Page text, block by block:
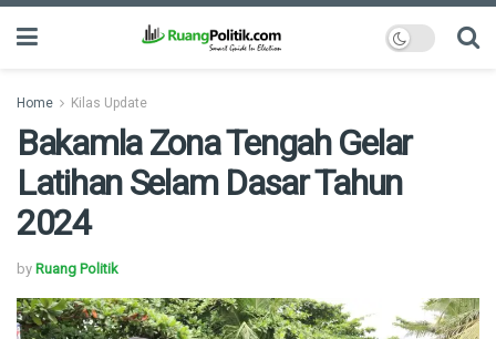
Home Kilas Update
Bakamla Zona Tengah Gelar
Latihan Selam Dasar Tahun
2024
by Ruang Politik